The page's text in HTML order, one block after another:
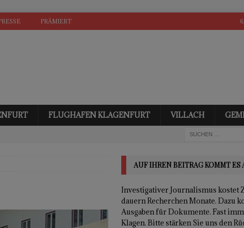
PRÄMIERT
FLUGHAFEN KLAGENFURT VILLACH
AUF IHREN BEITRAG KOMMT ES
Investigativer Journalismus kostet
dauern Recherchen Monate. Dazu
Ausgaben für Dokumente. Fast
Klagen. Bitte stärken Sie uns den